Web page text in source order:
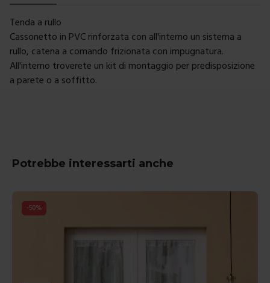
Tenda a rullo
Cassonetto in PVC rinforzata con all'interno un sistema a
rullo, catena a comando frizionata con impugnatura.
All'interno troverete un kit di montaggio per predisposizione
a parete o a soffitto.
Potrebbe interessarti anche
-30%